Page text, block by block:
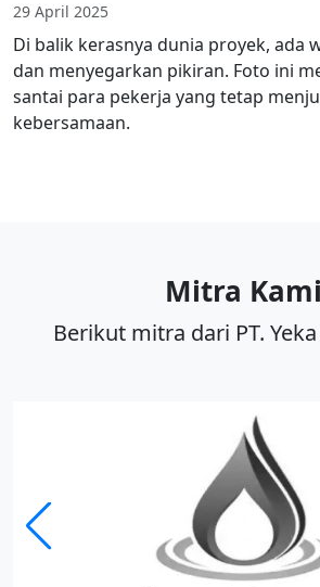
29 April 2025
Di balik kerasnya dunia proyek, ada
dan menyegarkan pikiran. Foto ini
santai para pekerja yang tetap
kebersamaan.
Mitra Kami
Berikut mitra dari PT.